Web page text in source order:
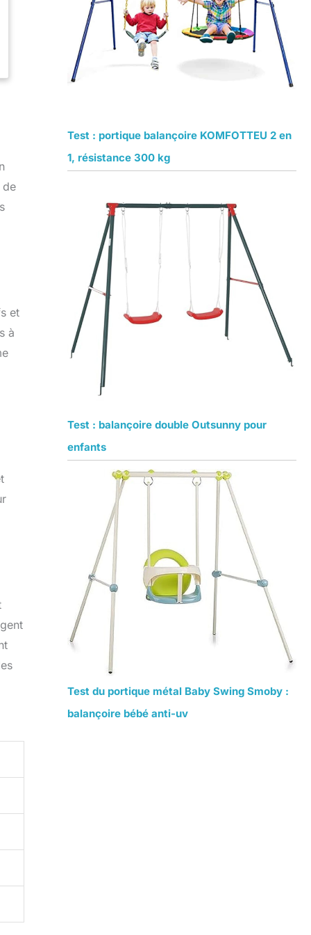
de
et
à
Test : portique balançoire KOMFOTTEU 2 en
1, résistance 300 kg
Test : balançoire double Outsunny pour
enfants
Test du portique métal Baby Swing Smoby :
balançoire bébé anti-uv